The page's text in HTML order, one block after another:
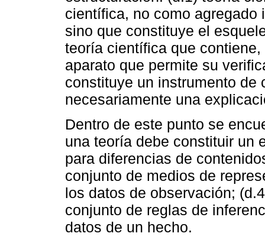
científica, no como agregado
sino que constituye el
teoría científica que
aparato que permite su
constituye un instrumento
necesariamente una
Dentro de este punto se
una teoría debe constituir un
para diferencias de
conjunto de medios de
los datos de observación;
conjunto de reglas de
datos de un hecho.